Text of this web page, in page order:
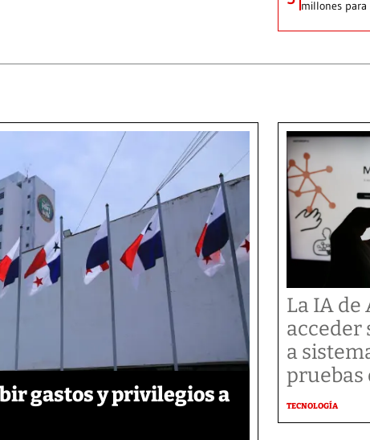
millones para
gastos y privilegios a
La IA
acceder
a
pruebas
TECNOLOGÍA